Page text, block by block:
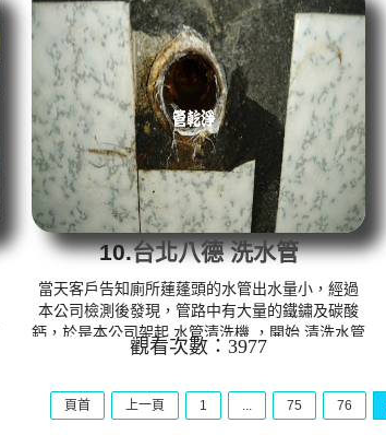
洗水管 的過程，水管冒出香濃的黑泥，業主及水
電都覺得誇張，管路數次堵塞，本公司利用特別
清洗水管工法， 水管清洗 約四小時，讓水管管路
終於能正常出水。 清洗水管 水管清洗 洗水管 熱
水管堵塞 熱水忽冷忽熱 ...
10.台北八德 洗水管
當天客戶告知廁所蓮蓬頭的水管出水量小，經過
本公司檢測後發現，管路中有大量的鐵鏽及碳酸
鈣，於是本公司架起 水管清洗機 ，開始 清洗水管
， 洗水管 沒多久水管出口不停冒出髒東西，像是
於讓水管正常出水。 清洗水管 水管清洗 洗水管
熱水管堵塞 熱水忽冷忽熱 ...
觀看次數：3977
頁首 上一頁 1 ... 75 76